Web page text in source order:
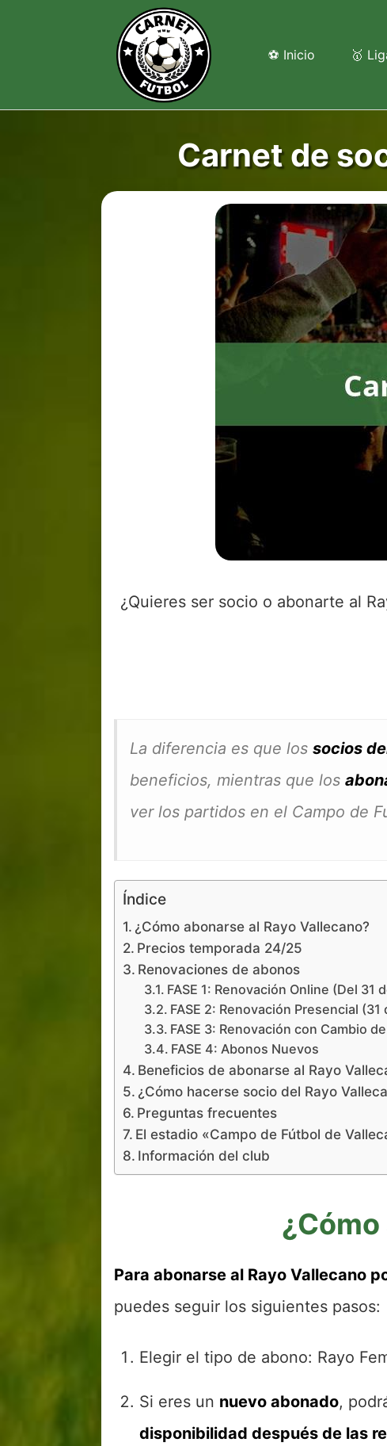
⚽ Inicio 🥇
Carnet de
¿Quieres ser socio o abonarte al
La diferencia es que los socios
beneficios, mientras que los
ver los partidos en el Campo de
Índice
¿Cómo abonarse al Rayo Vallecano?
Precios temporada 24/25
Renovaciones de abonos
FASE 1: Renovación Online (Del
FASE 2: Renovación Presencial
FASE 3: Renovación con Cambio
FASE 4: Abonos Nuevos
Beneficios de abonarse al Rayo
¿Cómo hacerse socio del Rayo
Preguntas frecuentes
El estadio «Campo de Fútbol de
Información del club
Para abonarse al Rayo Vallecano
puedes seguir los siguientes pasos:
Elegir el tipo de abono: Rayo
Si eres un nuevo abonado,
disponibilidad después de las